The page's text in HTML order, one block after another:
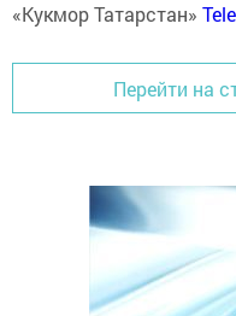
«Кукмор Татарстан»
Перейти на